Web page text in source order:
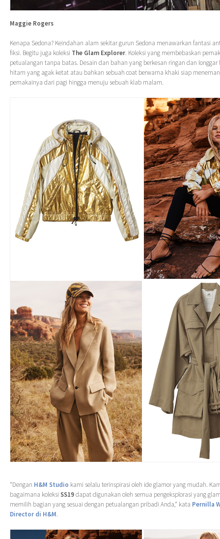
Maggie Rogers
Kenapa Sedona? Keindahan alam sekitar gurun Sedona menawarkan fantasi
fiksi. Begitu juga koleksi The Glam Explorer. Koleksi yang membebaskan
petualangan tanpa batas. Desain dan bahan yang berkesan ringan dan longgar
hitam yang agak ketat atau bahkan sebuah coat berwarna khaki siap
pemakainya dari pagi hingga menuju sebuah klab malam.
“Dengan H&M Studio kami selalu terinspirasi oleh ide glamor yang mudah.
bagaimana koleksi SS19dapat digunakan oleh semua pengeksplorasi yang
memilih bagian yang sesuai dengan petualangan pribadi Anda,“ kata Pernilla
Director di H&M.